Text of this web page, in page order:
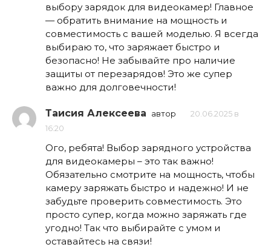
выбору зарядок для видеокамер! Главное
— обратить внимание на мощность и
совместимость с вашей моделью. Я всегда
выбираю то, что заряжает быстро и
безопасно! Не забывайте про наличие
защиты от перезарядов! Это же супер
важно для долговечности!
Таисия Алексеева автор
20.06.2025 в
16:20
Ого, ребята! Выбор зарядного устройства
для видеокамеры – это так важно!
Обязательно смотрите на мощность, чтобы
камеру заряжать быстро и надежно! И не
забудьте проверить совместимость. Это
просто супер, когда можно заряжать где
угодно! Так что выбирайте с умом и
оставайтесь на связи!